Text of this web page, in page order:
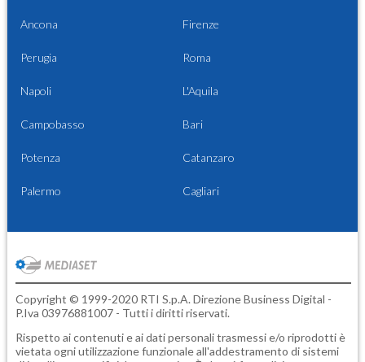
Ancona Firenze
Perugia Roma
Napoli L'Aquila
Campobasso Bari
Potenza Catanzaro
Palermo Cagliari
Copyright © 1999-2020 RTI S.p.A. Direzione Business Digital -
P.Iva 03976881007 - Tutti i diritti riservati.
Rispetto ai contenuti e ai dati personali trasmessi e/o riprodotti è
vietata ogni utilizzazione funzionale all'addestramento di sistemi